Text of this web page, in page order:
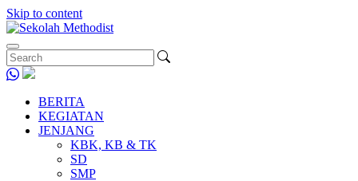
Skip to content
BERITA
KEGIATAN
JENJANG
KBK, KB & TK
SD
SMP